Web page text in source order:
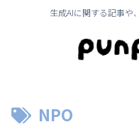
生成AIに関する記事や
NPO